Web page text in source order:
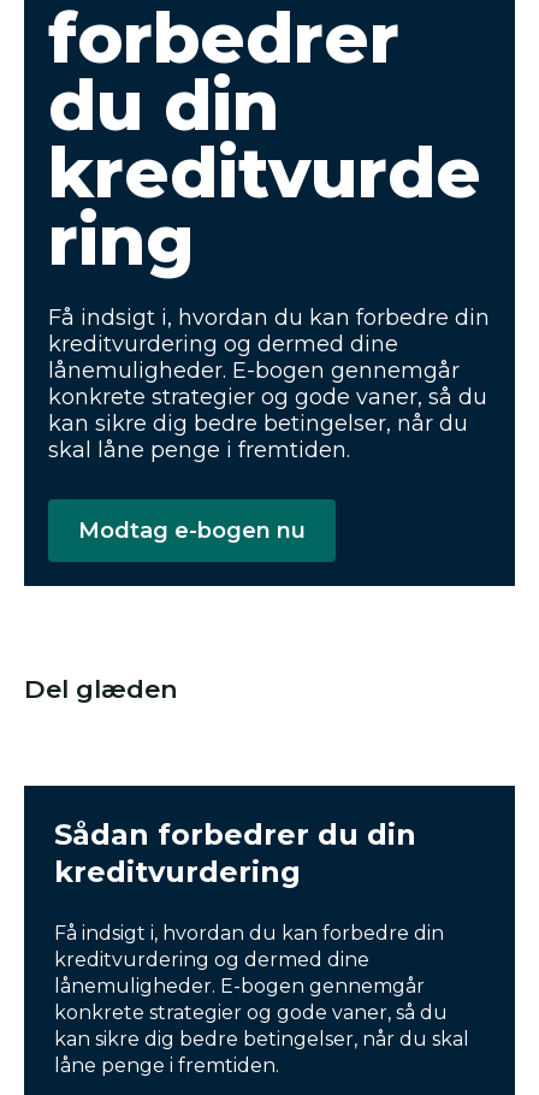
forbedrer
du din
kreditvurde
ring
Få indsigt i, hvordan du kan forbedre din
kreditvurdering og dermed dine
lånemuligheder. E-bogen gennemgår
konkrete strategier og gode vaner, så du
kan sikre dig bedre betingelser, når du
skal låne penge i fremtiden.
Modtag e-bogen nu
Del glæden
Sådan forbedrer du din
kreditvurdering
Få indsigt i, hvordan du kan forbedre din
kreditvurdering og dermed dine
lånemuligheder. E-bogen gennemgår
konkrete strategier og gode vaner, så du
kan sikre dig bedre betingelser, når du skal
låne penge i fremtiden.